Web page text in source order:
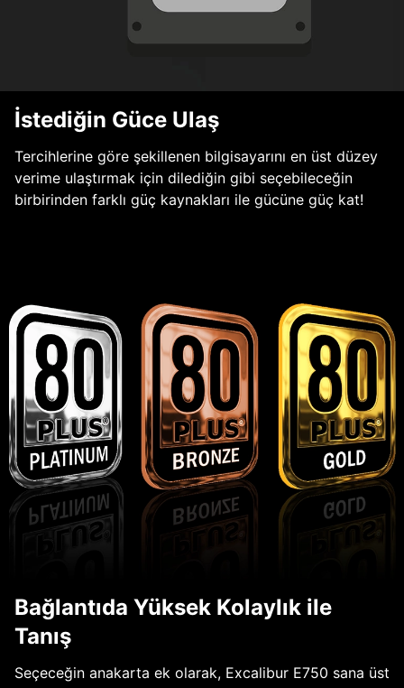
İstediğin Güce Ulaş
Tercihlerine göre şekillenen bilgisayarını en üst düzey
verime ulaştırmak için dilediğin gibi seçebileceğin
birbirinden farklı güç kaynakları ile gücüne güç kat!
Bağlantıda Yüksek Kolaylık ile
Tanış
Seçeceğin anakarta ek olarak, Excalibur E750 sana üst